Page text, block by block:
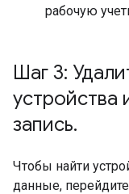
рабочую
Шаг 3:
устройства
запись.
Чтобы найти
данные,